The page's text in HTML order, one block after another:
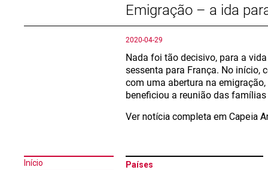
Emigração – a ida
2020-04-29
Nada foi tão decisivo, para a
sessenta para França. No início,
com uma abertura na
beneficiou a reunião das
Ver notícia completa em Capeia
Início
Países